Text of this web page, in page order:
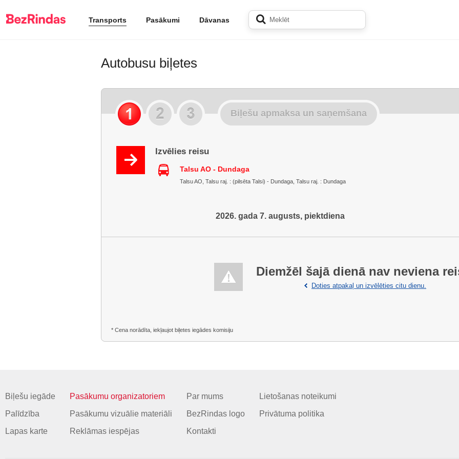
Transports Pasākumi Dāvanas
Autobusu biļetes
Biļešu apmaksa un saņemšana
Izvēlies reisu
Talsu AO - Dundaga
Talsu AO, Talsu raj. : (pilsēta Talsi) - Dundaga, Talsu raj. : Dundaga
2026. gada 7. augusts, piektdiena
Diemžēl šajā dienā nav neviena
Doties atpakaļ un izvēlēties citu dienu.
* Cena norādīta, iekļaujot biļetes iegādes komisiju
Biļešu iegāde
Palīdzība
Lapas karte
Pasākumu organizatoriem
Pasākumu vizuālie materiāli
Reklāmas iespējas
Par mums
BezRindas logo
Kontakti
Lietošanas noteikumi
Privātuma politika